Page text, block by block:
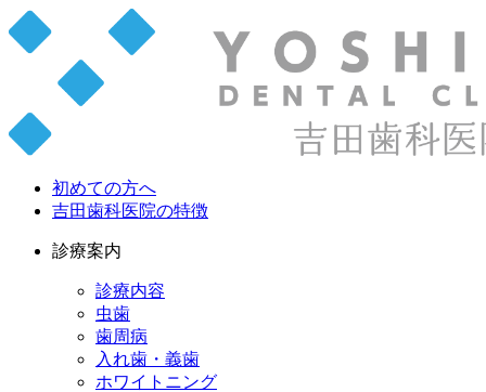
初めての方へ
吉田歯科医院の特徴
診療案内
診療内容
虫歯
歯周病
入れ歯・義歯
ホワイトニング